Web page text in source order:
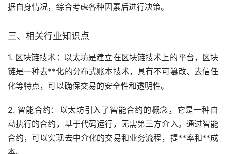
据自身情况，综合考虑各种因素后进行决策。
三、相关行业知识点
1. 区块链技术：以太坊是建立在区块链技术上的平台，区块
链是一种去**化的分布式账本技术，具有不可篡改、去信任
化等特点，可以确保交易的安全性和透明性。
2. 智能合约：以太坊引入了智能合约的概念，它是一种自
动执行的合约，基于代码运行，无需第三方介入。通过智能
合约，可以实现去中介化的交易和业务流程，提**率和**成
本。